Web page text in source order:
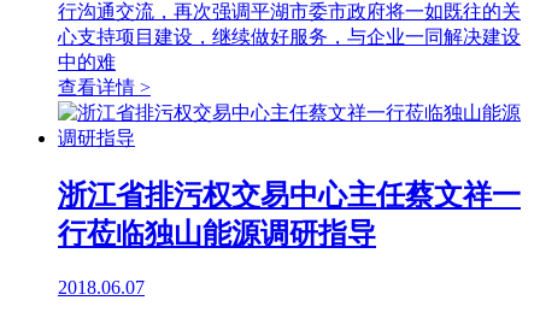
行沟通交流，再次强调平湖市委市政府将一如既往的关
心支持项目建设，继续做好服务，与企业一同解决建设
中的难
查看详情 >
浙江省排污权交易中心主任蔡文祥一
行莅临独山能源调研指导
2018.06.07